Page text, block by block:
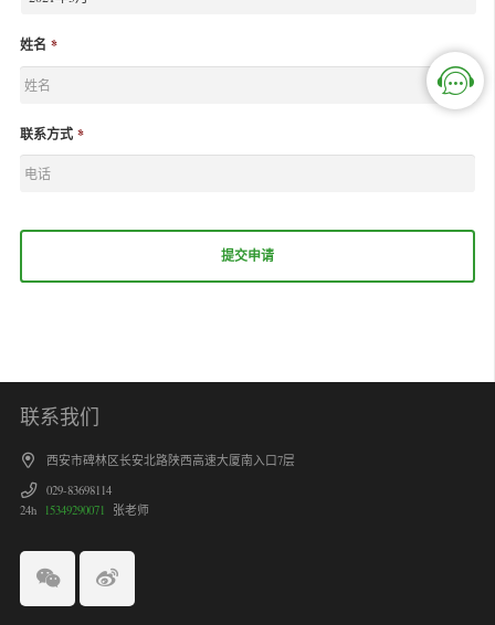
姓名 *
联系方式 *
联系我们
西安市碑林区长安北路陕西高速大厦南入口7层
029-83698114
24h
15349290071 张老师